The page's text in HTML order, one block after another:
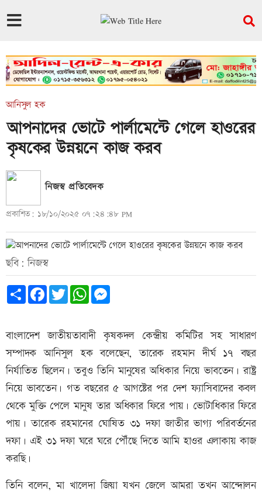
আনিসুল হক
আপনাদের ভোটে পার্লামেন্টে গেলে হাওরের
কৃষকের উন্নয়নে কাজ করব
নিজস্ব প্রতিবেদক
প্রকাশিত: ১৮/১০/২০২৫ ০৭:২৪:৪৮ PM
ছবি: নিজস্ব
Share FacebookTwitterWhatsApp
বাংলাদেশ জাতীয়তাবাদী কৃষকদল কেন্দ্রীয় কমিটির সহ সাধারণ
সম্পাদক আনিসুল হক বলেছেন, তারেক রহমান দীর্ঘ ১৭ বছর
নির্যাতিত ছিলেন। তবুও তিনি মানুষের অধিকার নিয়ে ভাবতেন। রাষ্ট্র
নিয়ে ভাবতেন। গত বছরের ৫ আগষ্টের পর দেশ ফ্যাসিবাদের কবল
থেকে মুক্তি পেলে মানুষ তার অধিকার ফিরে পায়। ভোটাধিকার ফিরে
পায়। তারেক রহমানের ঘোষিত ৩১ দফা জাতীর ভাগ্য পরিবর্তনের
দফা। এই ৩১ দফা ঘরে ঘরে পৌঁছে দিতে আমি হাওর এলাকায় কাজ
করছি।
তিনি বলেন, মা খালেদা জিয়া যখন জেলে আমরা তখন আন্দোলন